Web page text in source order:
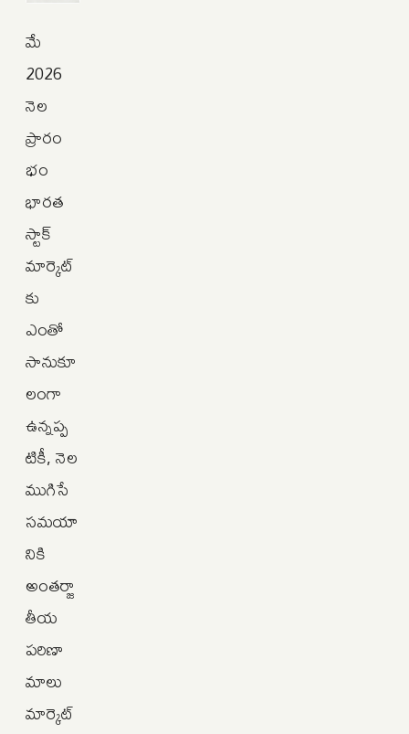
మే
2026
నెల
ప్రారం
భం
భారత
స్టాక్
మార్కెట్‌
కు
ఎంతో
సానుకూ
లంగా
ఉన్నప్ప
టికీ, నెల
ముగిసే
సమయా
నికి
అంతర్జా
తీయ
పరిణా
మాలు
మార్కెట్‌